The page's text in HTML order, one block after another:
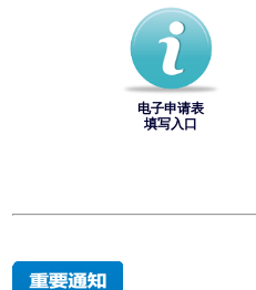
电子申请表
填写入口